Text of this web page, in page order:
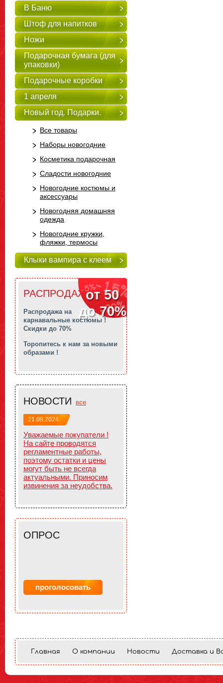
В Баню
Штоф для напитков
Ножи
Подарочная бумага (для
упаковки)
Подарочные коробки
1 апреля
Новый год. Подарки.
Все товары
Наборы новогодние
Косметика подарочная
Сладости новогодние
Новогодние костюмы и
аксессуары
Новогодняя домашняя
одежда
Новогодние кружки,
фляжки, термосы
Клыки вампира с клеем
от 50
до 70%
РАСПРОДАЖА!!!
Распродажа на
карнавальные костюмы !
Скидки до 70%
Торопитесь к нам за новыми
образами !
НОВОСТИ все
21.08.2024
Уважаемые покупатели !
На сайте проводятся
регламентные работы,
поэтому остатки и цены
могут быть не всегда
актуальными. Приносим
извинения за неудобства.
ОПРОС
Главная О компании Новости Доставка и